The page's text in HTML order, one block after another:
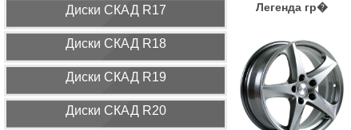
Диcки СКАД R17
Диcки СКАД R18
Диcки СКАД R19
Диcки СКАД R20
Легенда гр�